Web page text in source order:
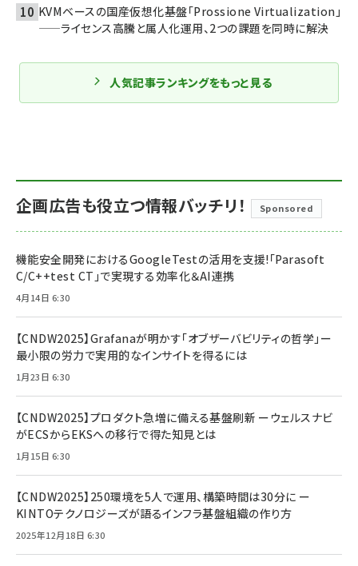
KVMベースの国産仮想化基盤「Prossione Virtualization」
——ライセンス高騰と属人化運用、2つの課題を同時に解決
人気記事ランキングをもっと見る
企画広告も役立つ情報バッチリ！ Sponsored
機能安全開発におけるGoogleTestの活用を支援!「Parasoft
C/C++test CT」で実現する効率化＆AI連携
4月14日 6:30
【CNDW2025】Grafanaが明かす「オブザーバビリティの哲学」ー
最小限の労力で実用的なインサイトを得るには
1月23日 6:30
【CNDW2025】プロダクト急増に備える基盤刷新 ーウェルスナビ
がECSからEKSへの移行で得た知見とは
1月15日 6:30
【CNDW2025】250環境を5人で運用、構築時間は30分に ー
KINTOテクノロジーズが語るインフラ基盤組織の作り方
2025年12月18日 6:30